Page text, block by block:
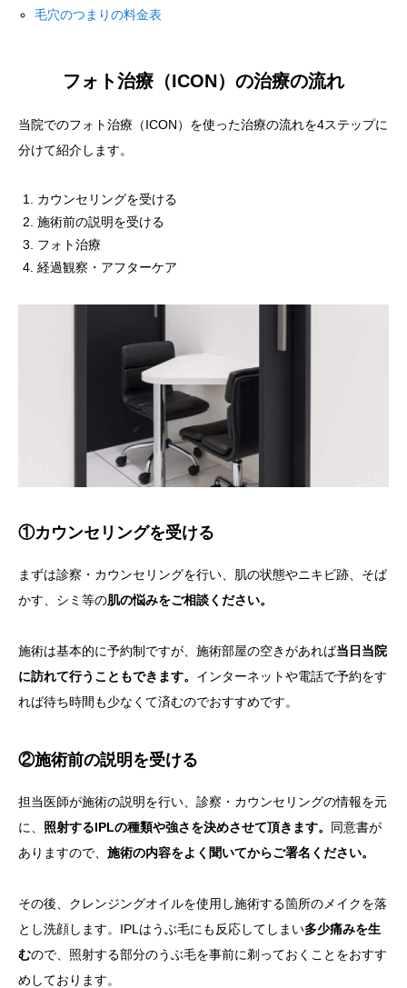
毛穴のつまりの料金表
フォト治療（ICON）の治療の流れ
当院でのフォト治療（ICON）を使った治療の流れを4ステップに
分けて紹介します。
カウンセリングを受ける
施術前の説明を受ける
フォト治療
経過観察・アフターケア
①カウンセリングを受ける
まずは診察・カウンセリングを行い、肌の状態やニキビ跡、そば
かす、シミ等の肌の悩みをご相談ください。
施術は基本的に予約制ですが、施術部屋の空きがあれば当日当院
に訪れて行うこともできます。 インターネットや電話で予約をす
れば待ち時間も少なくて済むのでおすすめです。
②施術前の説明を受ける
担当医師が施術の説明を行い、診察・カウンセリングの情報を元
に、 照射するIPLの種類や強さを決めさせて頂きます。 同意書が
ありますので、 施術の内容をよく聞いてからご署名ください。
その後、クレンジングオイルを使用し施術する箇所のメイクを落
とし洗顔します。IPLはうぶ毛にも反応してしまい多少痛みを生
むので、照射する部分のうぶ毛を事前に剃っておくことをおすす
めしております。